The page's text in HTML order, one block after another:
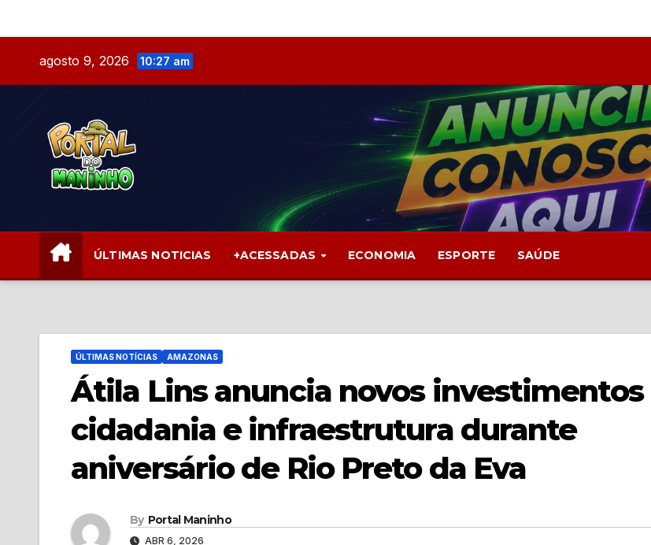
to
contentagosto 9, 2026 10:27 am
ÚLTIMAS NOTICIAS +ACESSADAS ECONOMIA ESPORTE SAÚDE
ÚLTIMAS NOTÍCIAS AMAZONAS
Átila Lins anuncia novos investimentos
cidadania e infraestrutura durante
aniversário de Rio Preto da Eva
By Portal Maninho
ABR 6, 2026